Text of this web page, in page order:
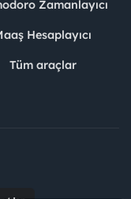
Zamanlayıcı
Hesaplayıcı
Tüm araçlar